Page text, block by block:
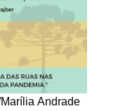
Andrade